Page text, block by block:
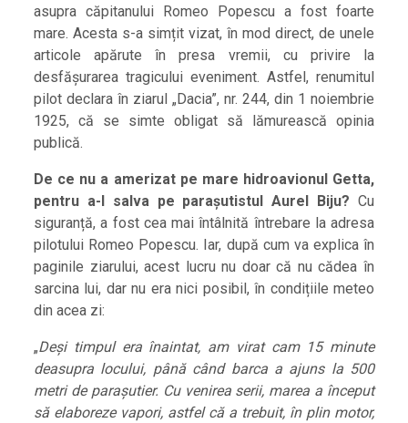
asupra căpitanului Romeo Popescu a fost foarte
mare. Acesta s-a simțit vizat, în mod direct, de unele
articole apărute în presa vremii, cu privire la
desfășurarea tragicului eveniment. Astfel, renumitul
pilot declara în ziarul „Dacia”, nr. 244, din 1 noiembrie
1925, că se simte obligat să lămurească opinia
publică.
De ce nu a amerizat pe mare hidroavionul Getta,
pentru a-l salva pe parașutistul Aurel Biju? Cu
siguranță, a fost cea mai întâlnită întrebare la adresa
pilotului Romeo Popescu. Iar, după cum va explica în
paginile ziarului, acest lucru nu doar că nu cădea în
sarcina lui, dar nu era nici posibil, în condițiile meteo
din acea zi:
„Deși timpul era înaintat, am virat cam 15 minute
deasupra locului, până când barca a ajuns la 500
metri de parașutier. Cu venirea serii, marea a început
să elaboreze vapori, astfel că a trebuit, în plin motor,